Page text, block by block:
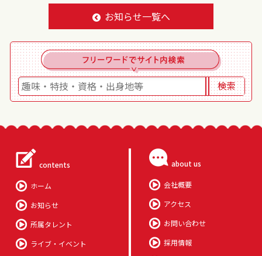
お知らせ一覧へ
contents
ホーム
お知らせ
所属タレント
ライブ・イベント
about us
会社概要
アクセス
お問い合わせ
採用情報